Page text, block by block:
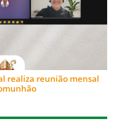
realiza reunião mensal